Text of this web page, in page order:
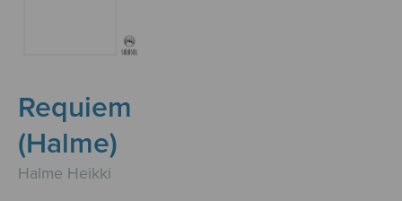
Requiem
(Halme)
Halme Heikki